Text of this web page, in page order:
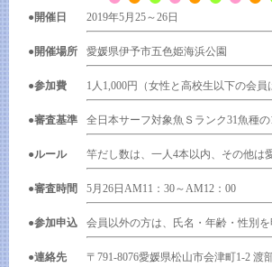
●開催日 2019年5月25～26日
●開催場所 愛媛県伊予市五色姫海浜公園
●参加費 1人1,000円（女性と高校生以下の会員
●審査基準 全日本サーフ対象魚Ｓランク31魚種
●ルール 竿だし数は、一人4本以内、その他は
●審査時間 5月26日AM11：30～AM12：00
●参加申込 会員以外の方は、氏名・年齢・性別
●連絡先
〒791-8076愛媛県松山市会津町1-2 渡